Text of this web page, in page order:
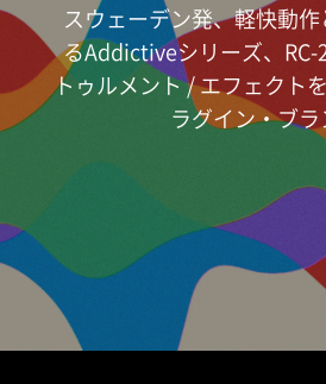
スウェーデン発、軽快動
るAddictiveシリーズ、RC-
トゥルメント / エフェクト
ラグイン・ブラ